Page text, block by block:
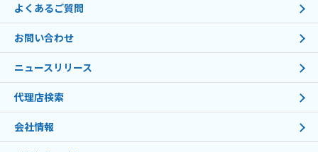
よくあるご質問
お問い合わせ
ニュースリリース
代理店検索
会社情報